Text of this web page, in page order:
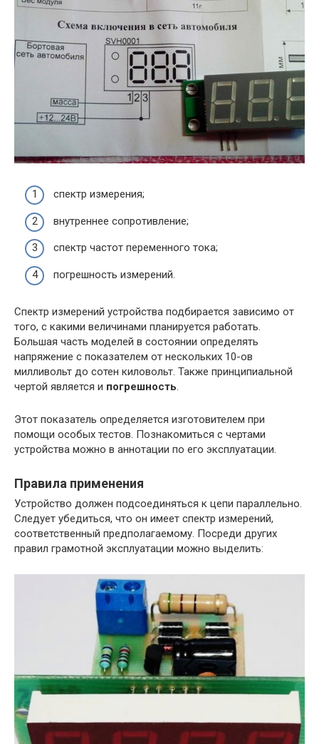
спектр измерения;
внутреннее сопротивление;
спектр частот переменного тока;
погрешность измерений.
Спектр измерений устройства подбирается зависимо от
того, с какими величинами планируется работать.
Большая часть моделей в состоянии определять
напряжение с показателем от нескольких 10-ов
милливольт до сотен киловольт. Также принципиальной
чертой является и погрешность
Этот показатель определяется изготовителем при
помощи особых тестов. Познакомиться с чертами
устройства можно в аннотации по его эксплуатации.
Правила применения
Устройство должен подсоединяться к цепи параллельно.
Следует убедиться, что он имеет спектр измерений,
соответственный предполагаемому. Посреди других
правил грамотной эксплуатации можно выделить: